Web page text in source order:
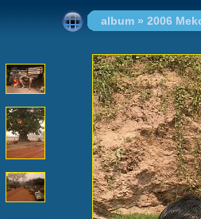
album» 2006